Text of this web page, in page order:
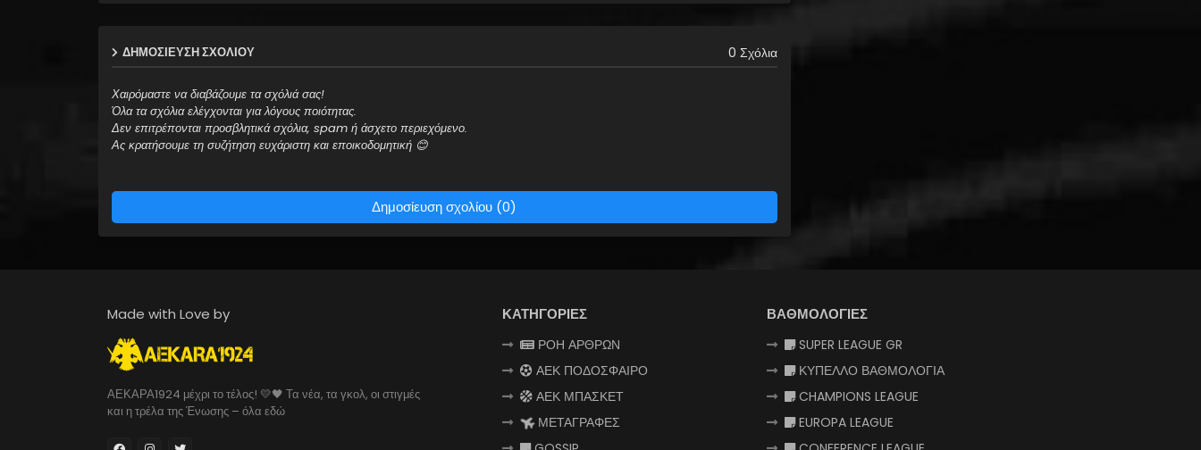
ΔΗΜΟΣΊΕΥΣΗ ΣΧΟΛΊΟΥ 0 Σχόλια
Χαιρόμαστε να διαβάζουμε τα σχόλιά σας!
Όλα τα σχόλια ελέγχονται για λόγους ποιότητας.
Δεν επιτρέπονται προσβλητικά σχόλια, spam ή άσχετο περιεχόμενο.
Ας κρατήσουμε τη συζήτηση ευχάριστη και εποικοδομητική 😊
Δημοσίευση σχολίου (0)
Made with Love by
ΑΕΚΑΡΑ1924 μέχρι το τέλος! 💛🖤 Τα νέα, τα γκολ, οι στιγμές
και η τρέλα της Ένωσης – όλα εδώ
ΚΑΤΗΓΟΡΙΕΣ
ΡΟΗ ΑΡΘΡΩΝ
ΑΕΚ ΠΟΔΟΣΦΑΙΡΟ
ΑΕΚ ΜΠΑΣΚΕΤ
ΜΕΤΑΓΡΑΦΕΣ
ΒΑΘΜΟΛΟΓΙΕΣ
SUPER LEAGUE GR
ΚΥΠΕΛΛΟ ΒΑΘΜΟΛΟΓΙΑ
CHAMPIONS LEAGUE
EUROPA LEAGUE